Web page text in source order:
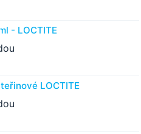
- LOCTITE
LOCTITE